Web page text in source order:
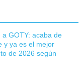
a GOTY: acaba de
y ya es el mejor
de 2026 según